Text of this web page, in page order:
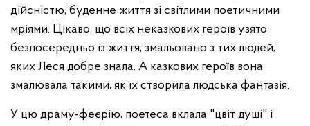
дійсністю, буденне життя зі світлими поетичними
мріями. Цікаво, що всіх неказкових героїв узято
безпосередньо із життя, змальовано з тих людей,
яких Леся добре знала. А казкових героїв вона
змалювала такими, як їх створила людська фантазія.
У цю драму-феєрію, поетеса вклала "цвіт душі" і